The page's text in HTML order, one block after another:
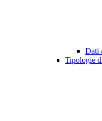
Dati
Tipologie